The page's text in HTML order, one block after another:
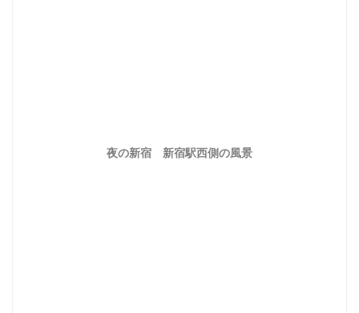
夜の新宿 新宿駅西側の風景